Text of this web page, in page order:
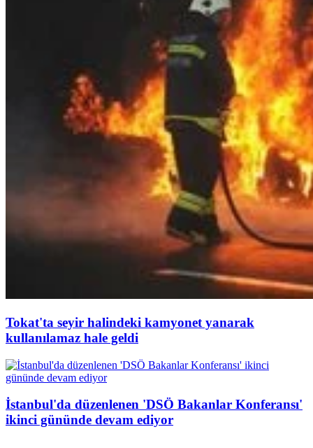
Tokat'ta seyir halindeki kamyonet yanarak
kullanılamaz hale geldi
İstanbul'da düzenlenen 'DSÖ Bakanlar Konferansı'
ikinci gününde devam ediyor